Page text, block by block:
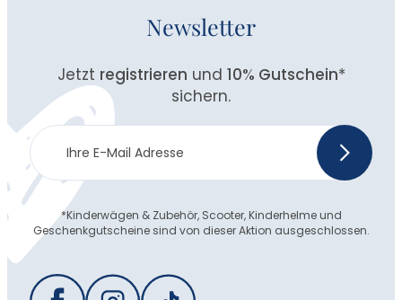
Newsletter
Jetzt registrieren und 10% Gutschein*
sichern.
Newsletter
Anmeldung
>
*Kinderwägen & Zubehör, Scooter, Kinderhelme und
Geschenkgutscheine sind von dieser Aktion ausgeschlossen.